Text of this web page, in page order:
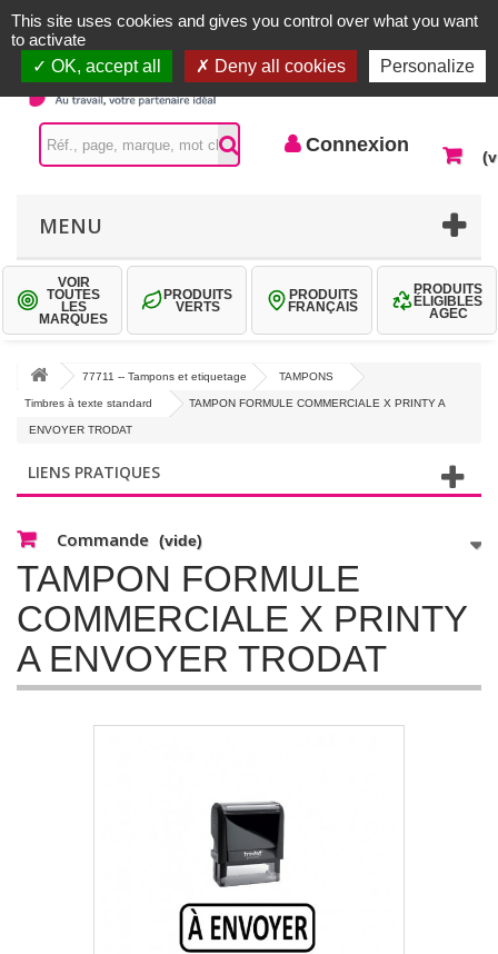
Contactez-nous
Connexion
MENU
VOIR
TOUTES
LES
MARQUES
PRODUITS
VERTS
PRODUITS
FRANÇAIS
PRODUITS
ÉLIGIBLES
AGEC
77711 -- Tampons et etiquetage TAMPONS
Timbres à texte standard TAMPON FORMULE COMMERCIALE X PRINTY A
ENVOYER TRODAT
LIENS PRATIQUES
Commande (vide)
TAMPON FORMULE
COMMERCIALE X PRINTY
A ENVOYER TRODAT
This site uses cookies and gives you control over what you want
to activate
OK, accept all
Deny all cookies Personalize